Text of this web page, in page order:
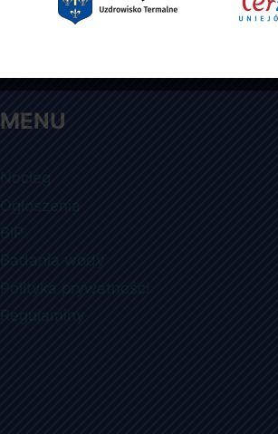
MENU
Nocleg
Ogłoszenia
BIP
Badania wody
Polityka prywatności
Regulaminy